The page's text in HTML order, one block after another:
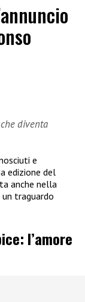
che diventa
e
edizione del
anche nella
traguardo
l’amore